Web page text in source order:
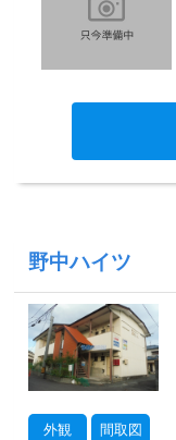
野中ハイツ
外観 間取図